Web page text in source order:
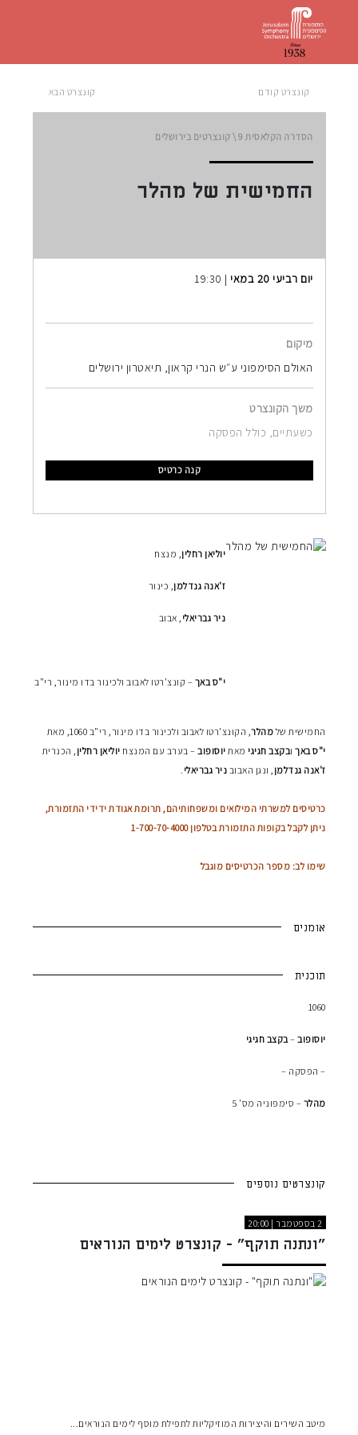
קונצרט קודם קונצרט הבא
הסדרה הקלאסית9 \ קונצרטים בירושלים
החמישית של מהלר
יום רביעי 20 במאי | 19:30
מיקום
האולם הסימפוני ע״ש הנרי קראון, תיאטרון ירושלים
משך הקונצרט
כשעתיים, כולל הפסקה
קנה כרטיס
החמישית של מהלר, הקונצ'רטו לאבוב ולכינור בדו מינור, רי"ב 1060, מאת
י"ס באך ובקצב חגיגי מאת יוסופוב – בערב עם המנצח יוליאן רחלין , הכנרית
ז'אנה גנדלמן , ונגן האבוב ניר גבריאלי .
כרטיסים למשרתי המילואים ומשפחותיהם, תרומת אגודת ידידי התזמורת,
ניתן לקבל בקופות התזמורת בטלפון 1-700-70-4000
שימו לב: מספר הכרטיסים מוגבל
אומנים
יוליאן רחלין, מנצח
ז'אנה גנדלמן, כינור
ניר גבריאלי , אבוב
תוכנית
י"ס באך – קונצ'רטו לאבוב ולכינור בדו מינור, רי"ב
1060
יוסופוב –בקצב חגיגי
– הפסקה –
מהלר – סימפוניה מס' 5
קונצרטים נוספים
2 בספטמבר | 20:00
"ונתנה תוקף" - קונצרט לימים הנוראים
מיטב השירים והיצירות המוזיקליות לתפילת מוסף לימים הנוראים